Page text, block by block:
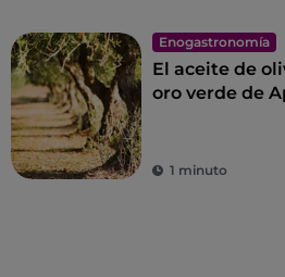
Enogastronomía
El aceite de
oro verde de
1 minuto